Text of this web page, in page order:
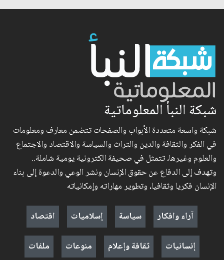
شبكة النبأ المعلوماتية
شبكة واسعة متعددة الأبواب والصفحات تتضمن معارف ومعلومات
في الفكر والثقافة والدين والتراث والسياسة والاقتصاد والاجتماع
والعلوم وغيرها، تتمثل في صحيفة الكترونية يومية شاملة..
وتهدف إلى الدفاع عن حقوق الإنسان ونشر الوعي والدعوة إلى بناء
الإنسان فكريا وثقافيا، وتطوير مهاراته وإمكانياته
آراء وافكار
سياسة إسلاميات
اقتصاد
إنسانيات
ثقافة وإعلام منوعات ملفات